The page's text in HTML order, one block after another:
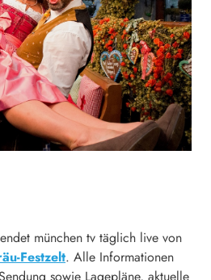
münchen tv täglich live von
Festzelt. Alle Informationen